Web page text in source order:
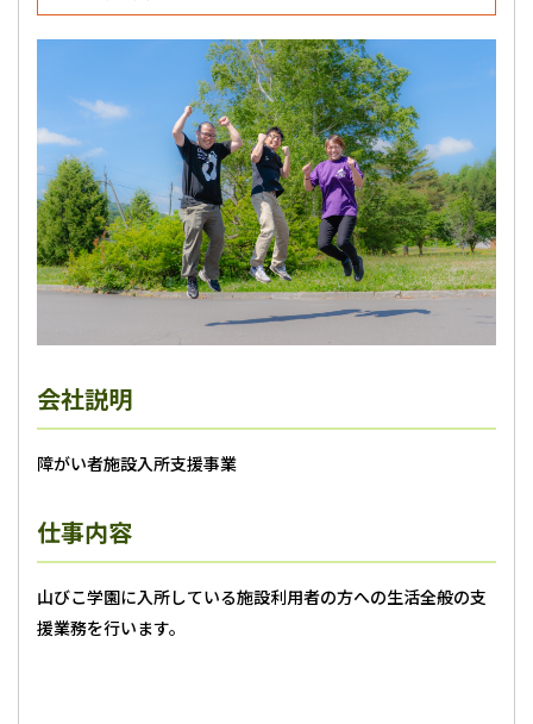
会社説明
障がい者施設入所支援事業
仕事内容
山びこ学園に入所している施設利用者の方への生活全般の支
援業務を行います。